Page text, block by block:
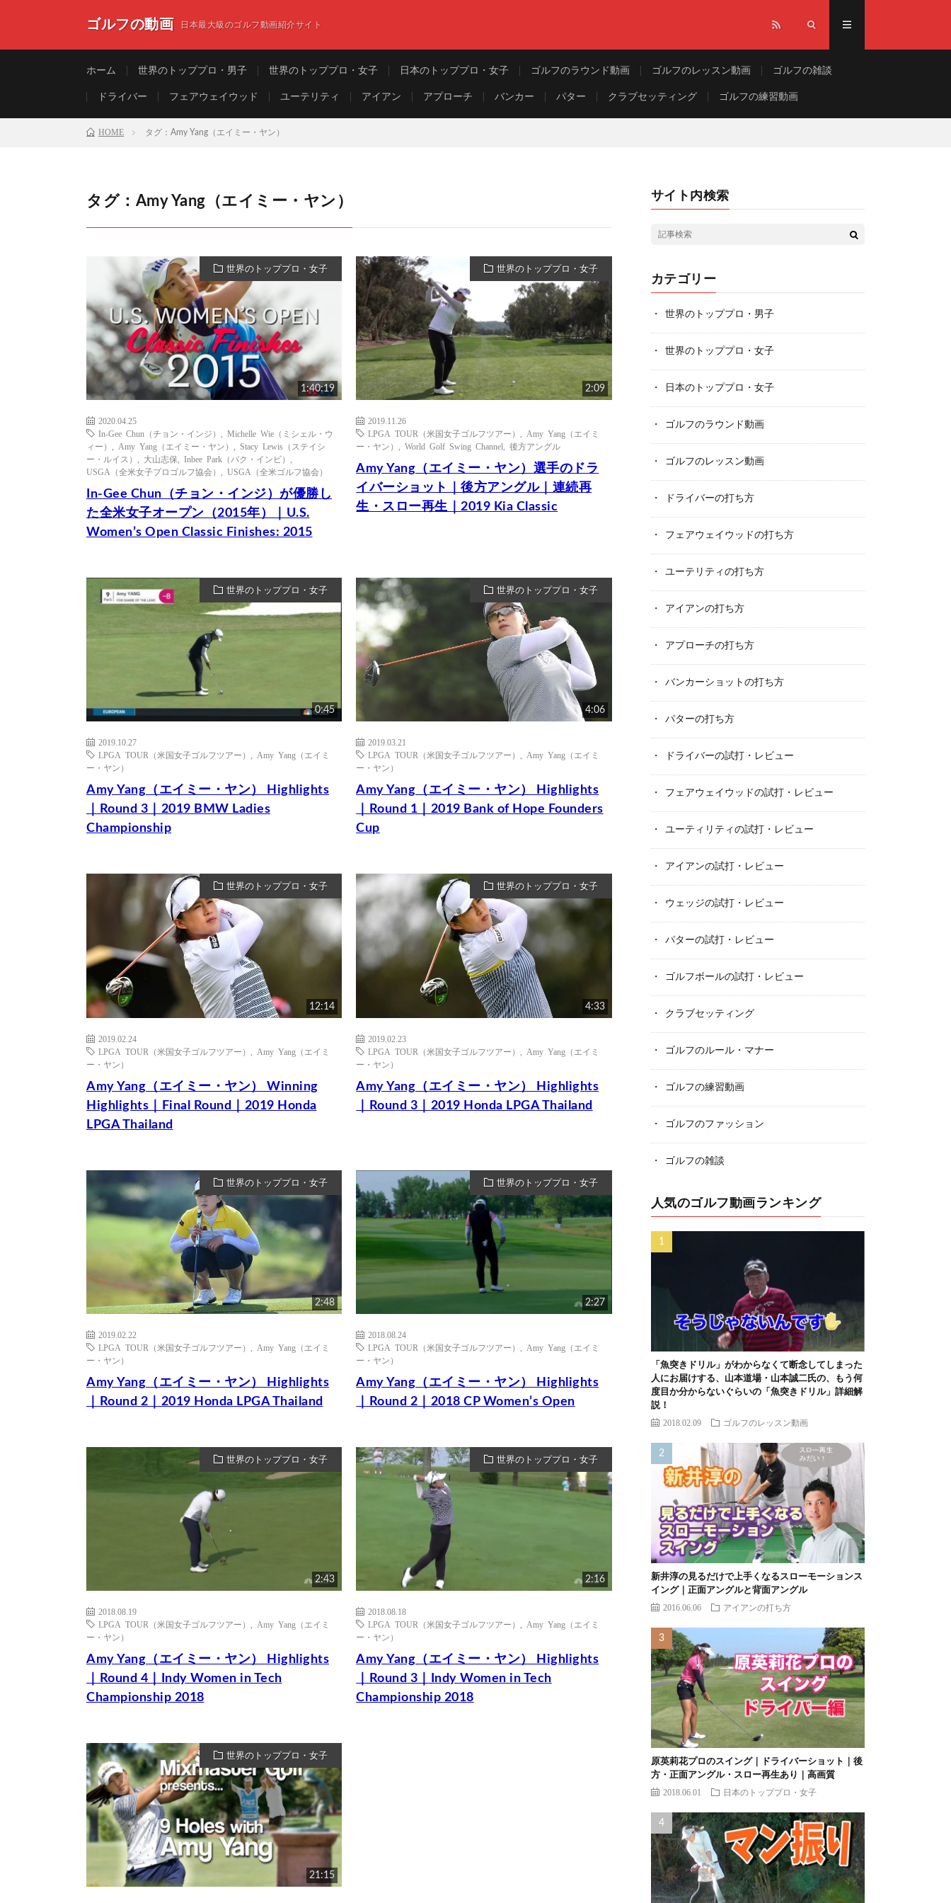
ゴルフの動画 日本最大級のゴルフ動画紹介サイト
ホーム 世界のトッププロ・男子 世界のトッププロ・女子 日本のトッププロ・女子 ゴルフのラウンド動画 ゴルフのレッスン動画 ゴルフの雑談
ドライバー フェアウェイウッド ユーテリティ アイアン アプローチ バンカー パター クラブセッティング ゴルフの練習動画
HOME タグ：Amy Yang（エイミー・ヤン）
タグ：Amy Yang（エイミー・ヤン）
世界のトッププロ・女子
1:40:19
2020.04.25
In-Gee Chun（チョン・インジ）
Michelle Wie（ミシェル・ウ
ィー）
Amy Yang（エイミー・ヤン）
Stacy Lewis（ステイシ
ー・ルイス）
大山志保 Inbee Park（パク・インビ）
USGA（全米女子プロゴルフ協会）
USGA（全米ゴルフ協会）
In-Gee Chun（チョン・インジ）が優勝し
た全米女子オープン（2015年）｜U.S.
Women’s Open Classic Finishes: 2015
世界のトッププロ・女子
2:09
2019.11.26
LPGA TOUR（米国女子ゴルフツアー）
Amy Yang（エイミ
ー・ヤン）
,World Golf Swing Channel ,後方アングル
Amy Yang（エイミー・ヤン）選手のドラ
イバーショット｜後方アングル｜連続再
生・スロー再生｜2019 Kia Classic
世界のトッププロ・女子
0:45
2019.10.27
LPGA TOUR（米国女子ゴルフツアー）
Amy Yang（エイミ
ー・ヤン）
Amy Yang（エイミー・ヤン） Highlights
｜Round 3｜2019 BMW Ladies
Championship
世界のトッププロ・女子
4:06
2019.03.21
LPGA TOUR（米国女子ゴルフツアー）
Amy Yang（エイミ
ー・ヤン）
Amy Yang（エイミー・ヤン） Highlights
｜Round 1｜2019 Bank of Hope Founders
Cup
世界のトッププロ・女子
12:14
2019.02.24
LPGA TOUR（米国女子ゴルフツアー）
Amy Yang（エイミ
ー・ヤン）
Amy Yang（エイミー・ヤン） Winning
Highlights｜Final Round｜2019 Honda
LPGA Thailand
世界のトッププロ・女子
4:33
2019.02.23
LPGA TOUR（米国女子ゴルフツアー）
Amy Yang（エイミ
ー・ヤン）
Amy Yang（エイミー・ヤン） Highlights
｜Round 3｜2019 Honda LPGA Thailand
世界のトッププロ・女子
2:48
2019.02.22
LPGA TOUR（米国女子ゴルフツアー）
Amy Yang（エイミ
ー・ヤン）
Amy Yang（エイミー・ヤン） Highlights
｜Round 2｜2019 Honda LPGA Thailand
世界のトッププロ・女子
2:27
2018.08.24
LPGA TOUR（米国女子ゴルフツアー）
Amy Yang（エイミ
ー・ヤン）
Amy Yang（エイミー・ヤン） Highlights
｜Round 2｜2018 CP Women’s Open
世界のトッププロ・女子
2:43
2018.08.19
LPGA TOUR（米国女子ゴルフツアー）
Amy Yang（エイミ
ー・ヤン）
Amy Yang（エイミー・ヤン） Highlights
｜Round 4｜Indy Women in Tech
Championship 2018
世界のトッププロ・女子
2:16
2018.08.18
LPGA TOUR（米国女子ゴルフツアー）
Amy Yang（エイミ
ー・ヤン）
Amy Yang（エイミー・ヤン） Highlights
｜Round 3｜Indy Women in Tech
Championship 2018
世界のトッププロ・女子
21:15
サイト内検索
カテゴリー
世界のトッププロ・男子
世界のトッププロ・女子
日本のトッププロ・女子
ゴルフのラウンド動画
ゴルフのレッスン動画
ドライバーの打ち方
フェアウェイウッドの打ち方
ユーテリティの打ち方
アイアンの打ち方
アプローチの打ち方
バンカーショットの打ち方
パターの打ち方
ドライバーの試打・レビュー
フェアウェイウッドの試打・レビュー
ユーティリティの試打・レビュー
アイアンの試打・レビュー
ウェッジの試打・レビュー
パターの試打・レビュー
ゴルフボールの試打・レビュー
クラブセッティング
ゴルフのルール・マナー
ゴルフの練習動画
ゴルフのファッション
ゴルフの雑談
人気のゴルフ動画ランキング
「魚突きドリル」がわからなくて断念してしまった
人にお届けする、山本道場・山本誠二氏の、もう何
度目か分からないぐらいの「魚突きドリル」詳細解
説！
2018.02.09 ゴルフのレッスン動画
新井淳の見るだけで上手くなるスローモーションス
イング｜正面アングルと背面アングル
2016.06.06 アイアンの打ち方
原英莉花プロのスイング｜ドライバーショット｜後
方・正面アングル・スロー再生あり｜高画質
2018.06.01 日本のトッププロ・女子